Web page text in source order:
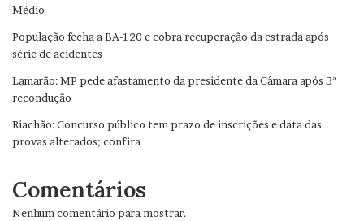
Médio
População fecha a BA-120 e cobra recuperação da estrada após
série de acidentes
Lamarão: MP pede afastamento da presidente da Câmara após 3ª
recondução
Riachão: Concurso público tem prazo de inscrições e data das
provas alterados; confira
Comentários
Nenhum comentário para mostrar.